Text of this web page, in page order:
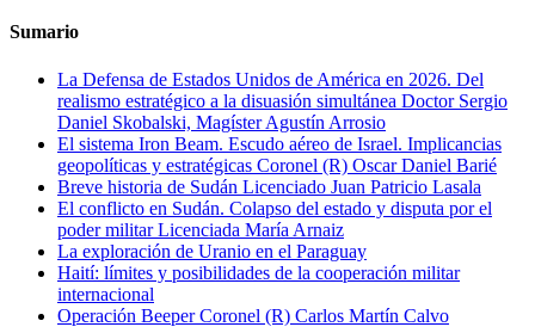
Sumario
La Defensa de Estados Unidos de América en 2026. Del
realismo estratégico a la disuasión simultánea Doctor Sergio
Daniel Skobalski, Magíster Agustín Arrosio
El sistema Iron Beam. Escudo aéreo de Israel. Implicancias
geopolíticas y estratégicas Coronel (R) Oscar Daniel Barié
Breve historia de Sudán Licenciado Juan Patricio Lasala
El conflicto en Sudán. Colapso del estado y disputa por el
poder militarLicenciada María Arnaiz
La exploración de Uranio en el Paraguay
Haití: límites y posibilidades de la cooperación militar
internacional
Operación BeeperCoronel (R) Carlos Martín Calvo